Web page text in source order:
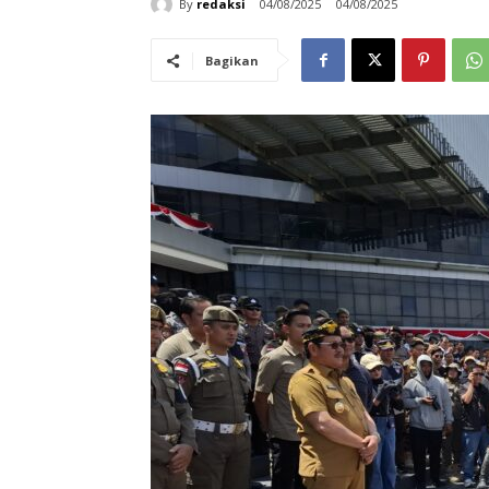
By redaksi 04/08/2025 04/08/2025
Bagikan